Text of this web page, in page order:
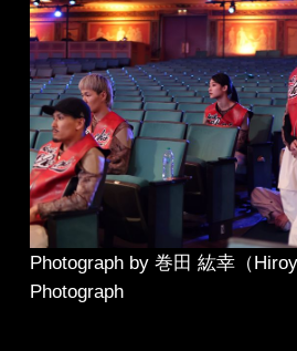
Photograph by 巻田 紘幸（
Photograph